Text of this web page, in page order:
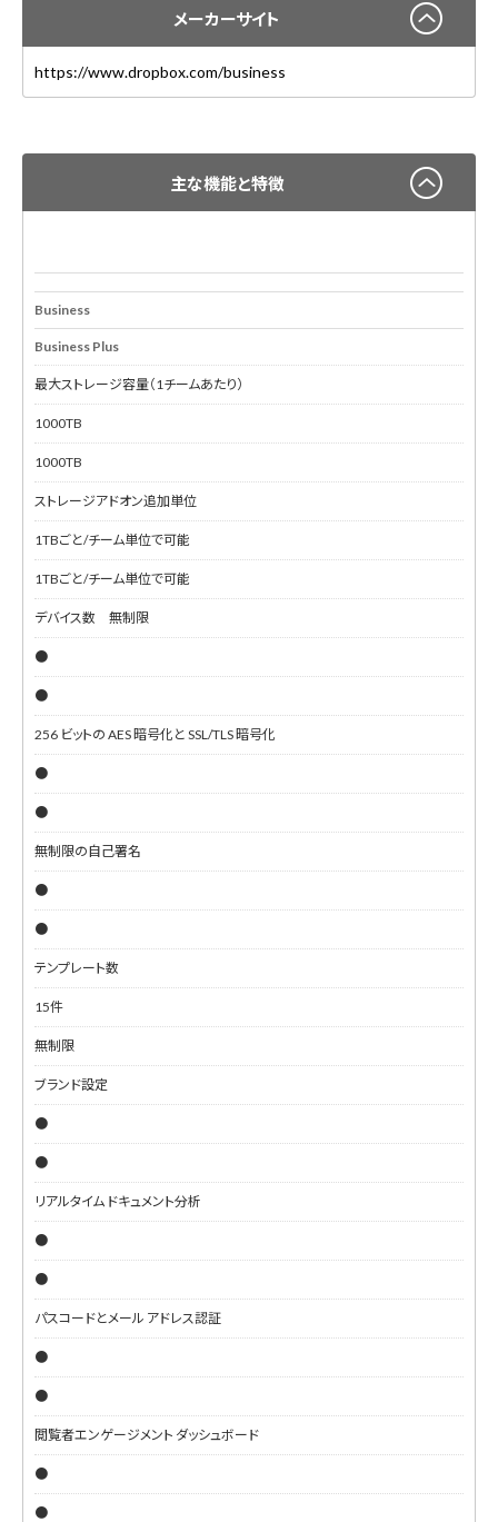
メーカーサイト
https://www.dropbox.com/business
主な機能と特徴
Business
Business Plus
最大ストレージ容量（1チームあたり）
1000TB
1000TB
ストレージアドオン追加単位
1TBごと/チーム単位で可能
1TBごと/チーム単位で可能
デバイス数 無制限
●
●
256 ビットの AES 暗号化と SSL/TLS 暗号化
●
●
無制限の自己署名
●
●
テンプレート数
15件
無制限
ブランド設定
●
●
リアルタイム ドキュメント分析
●
●
パスコードとメール アドレス認証
●
●
閲覧者エンゲージメント ダッシュボード
●
●